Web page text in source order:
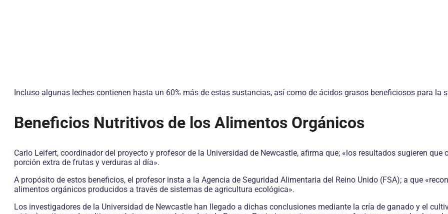
Incluso algunas leches contienen hasta un 60% más de estas sustancias, así como de ácidos grasos beneficiosos para la
Beneficios Nutritivos de los Alimentos Orgánicos
Carlo Leifert, coordinador del proyecto y profesor de la Universidad de Newcastle, afirma que; «los resultados sugieren
porción extra de frutas y verduras al día».
A propósito de estos beneficios, el profesor insta a la Agencia de Seguridad Alimentaria del Reino Unido (FSA); a que
alimentos orgánicos producidos a través de sistemas de agricultura ecológica».
Los investigadores de la Universidad de Newcastle han llegado a dichas conclusiones mediante la cría de ganado y el